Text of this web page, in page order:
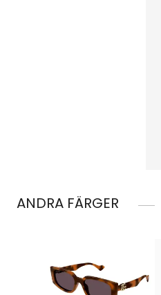
ANDRA FÄRGER